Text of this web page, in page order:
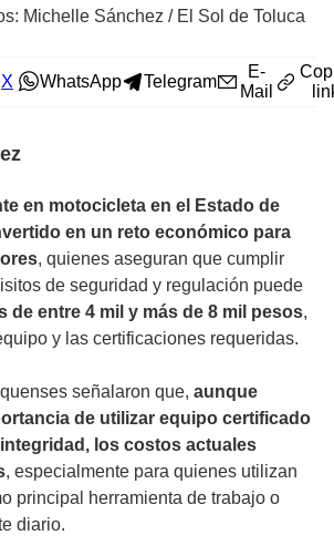
Michelle Sánchez / El Sol de Toluca
X WhatsApp Telegram
E-
Mail
en motocicleta en el Estado de
en un reto económico para
, quienes aseguran que cumplir
de seguridad y regulación puede
de entre 4 mil y más de 8 mil pesos,
y las certificaciones requeridas.
señalaron que, aunque
de utilizar equipo certificado
los costos actuales
, especialmente para quienes utilizan
principal herramienta de trabajo o
diario.